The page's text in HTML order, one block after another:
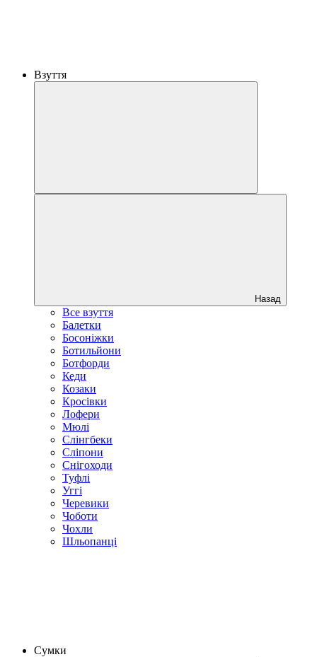
Взуття
Назад
Все взуття
Балетки
Босоніжки
Ботильйони
Ботфорди
Кеди
Козаки
Кросівки
Лофери
Мюлі
Слінгбеки
Сліпони
Снігоходи
Туфлі
Уггі
Черевики
Чоботи
Чохли
Шльопанці
Сумки